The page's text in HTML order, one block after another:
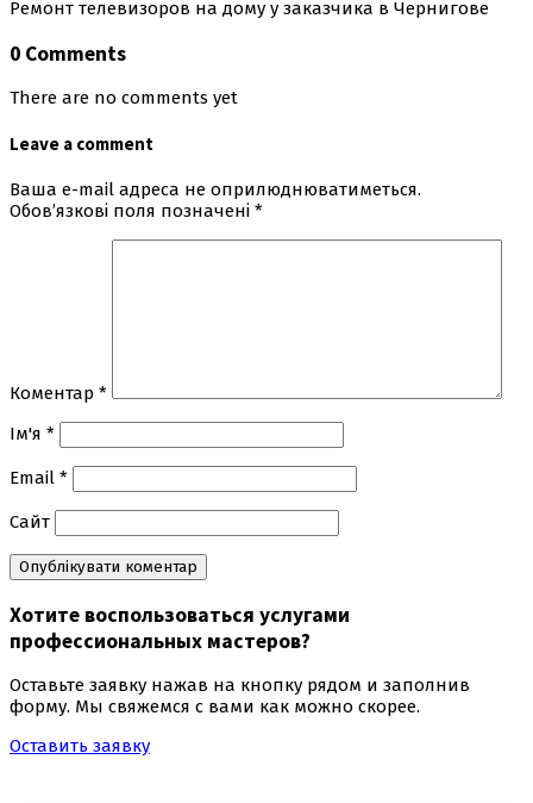
Ремонт телевизоров на дому у заказчика в Чернигове
0 Comments
There are no comments yet
Leave a comment
Ваша e-mail адреса не оприлюднюватиметься.
Обов’язкові поля позначені *
Коментар *
Ім'я *
Email *
Сайт
Хотите воспользоваться услугами
профессиональных мастеров?
Оставьте заявку нажав на кнопку рядом и заполнив
форму. Мы свяжемся с вами как можно скорее.
Оставить заявку